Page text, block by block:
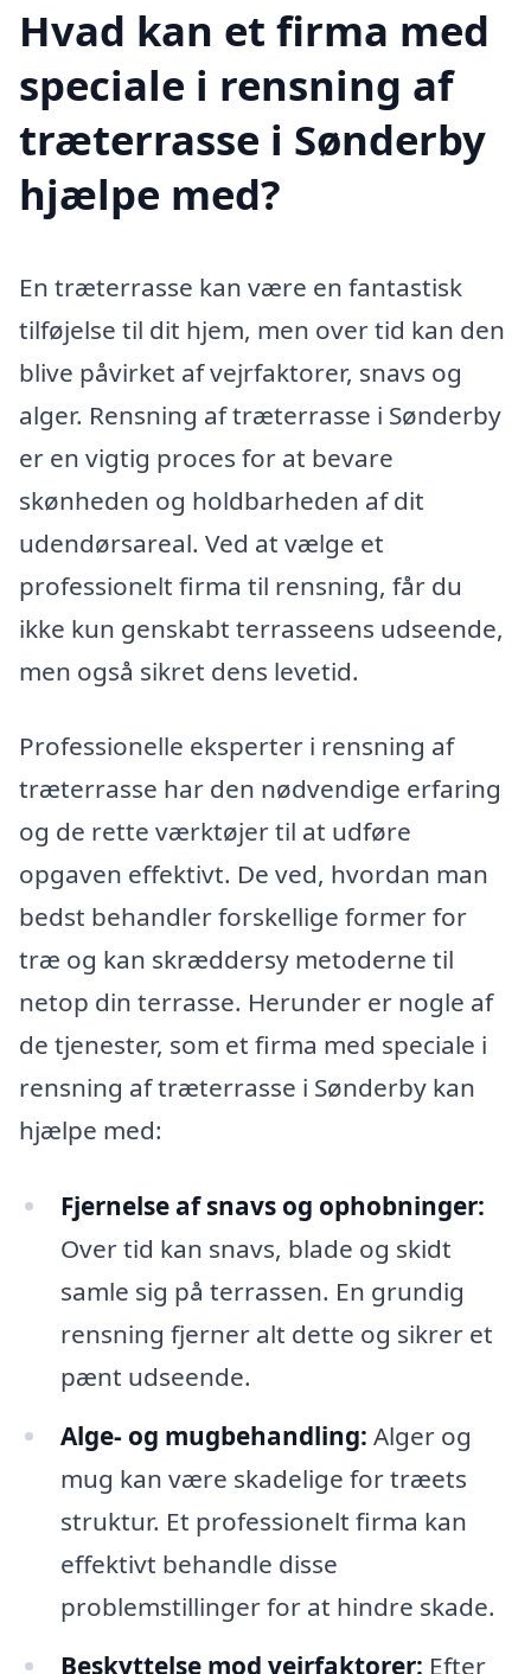
Hvad kan et firma med
speciale i rensning af
træterrasse i Sønderby
hjælpe med?
En træterrasse kan være en fantastisk
tilføjelse til dit hjem, men over tid kan den
blive påvirket af vejrfaktorer, snavs og
alger. Rensning af træterrasse i Sønderby
er en vigtig proces for at bevare
skønheden og holdbarheden af dit
udendørsareal. Ved at vælge et
professionelt firma til rensning, får du
ikke kun genskabt terrasseens udseende,
men også sikret dens levetid.
Professionelle eksperter i rensning af
træterrasse har den nødvendige erfaring
og de rette værktøjer til at udføre
opgaven effektivt. De ved, hvordan man
bedst behandler forskellige former for
træ og kan skræddersy metoderne til
netop din terrasse. Herunder er nogle af
de tjenester, som et firma med speciale i
rensning af træterrasse i Sønderby kan
hjælpe med:
Fjernelse af snavs og ophobninger:
Over tid kan snavs, blade og skidt
samle sig på terrassen. En grundig
rensning fjerner alt dette og sikrer et
pænt udseende.
Alge- og mugbehandling: Alger og
mug kan være skadelige for træets
struktur. Et professionelt firma kan
effektivt behandle disse
problemstillinger for at hindre skade.
Beskyttelse mod vejrfaktorer: Efter